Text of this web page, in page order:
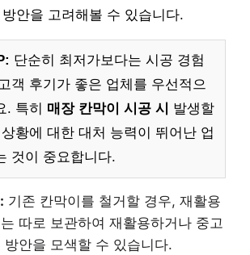
안을 고려해볼 수 있습니다.
단순히 최저가보다는 시공 경험
객 후기가 좋은 업체를 우선적으
. 특히 매장 칸막이 시공 시
발생할
황에 대한 대처 능력이 뛰어난 업
것이 중요합니다.
기존 칸막이를 철거할 경우, 재활용
따로 보관하여 재활용하거나 중고
방안을 모색할 수 있습니다.